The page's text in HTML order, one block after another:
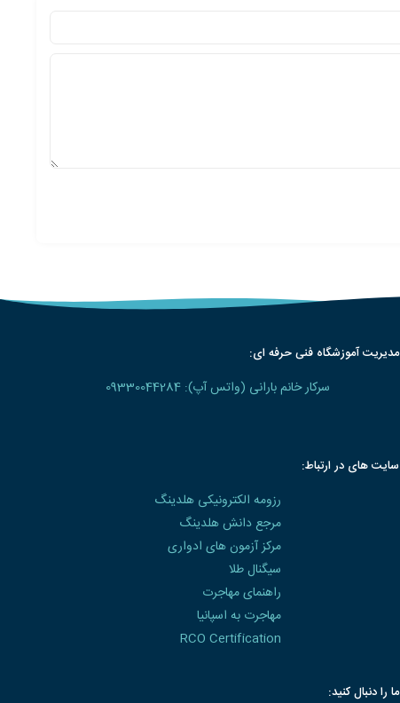
مدیریت آموزشگاه فنی حرفه ای:
سرکار خانم بارانی (واتس آپ): 09330044284
سایت های در ارتباط:
رزومه الکترونیکی هلدینگ
مرجع دانش هلدینگ
مرکز آزمون های ادواری
سیگنال طلا
راهنمای مهاجرت
مهاجرت به اسپانیا
RCO Certification
ما را دنبال کنید: